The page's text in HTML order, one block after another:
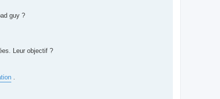
guy ?
Leur objectif ?
.